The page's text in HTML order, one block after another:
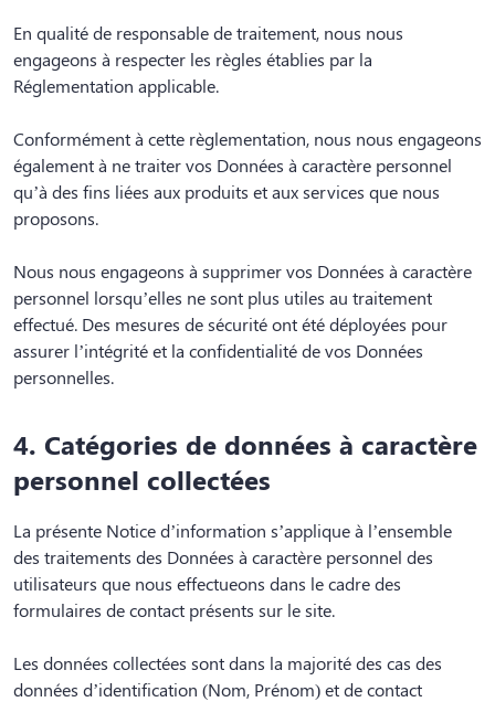
En qualité de responsable de traitement, nous nous
engageons à respecter les règles établies par la
Réglementation applicable.
Conformément à cette règlementation, nous nous engageons
également à ne traiter vos Données à caractère personnel
qu’à des fins liées aux produits et aux services que nous
proposons.
Nous nous engageons à supprimer vos Données à caractère
personnel lorsqu’elles ne sont plus utiles au traitement
effectué. Des mesures de sécurité ont été déployées pour
assurer l’intégrité et la confidentialité de vos Données
personnelles.
4. Catégories de données à caractère
personnel collectées
La présente Notice d’information s’applique à l’ensemble
des traitements des Données à caractère personnel des
utilisateurs que nous effectueons dans le cadre des
formulaires de contact présents sur le site.
Les données collectées sont dans la majorité des cas des
données d’identification (Nom, Prénom) et de contact